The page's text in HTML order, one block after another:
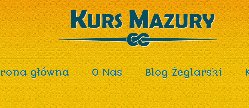
główna O Nas Blog Żeglarski